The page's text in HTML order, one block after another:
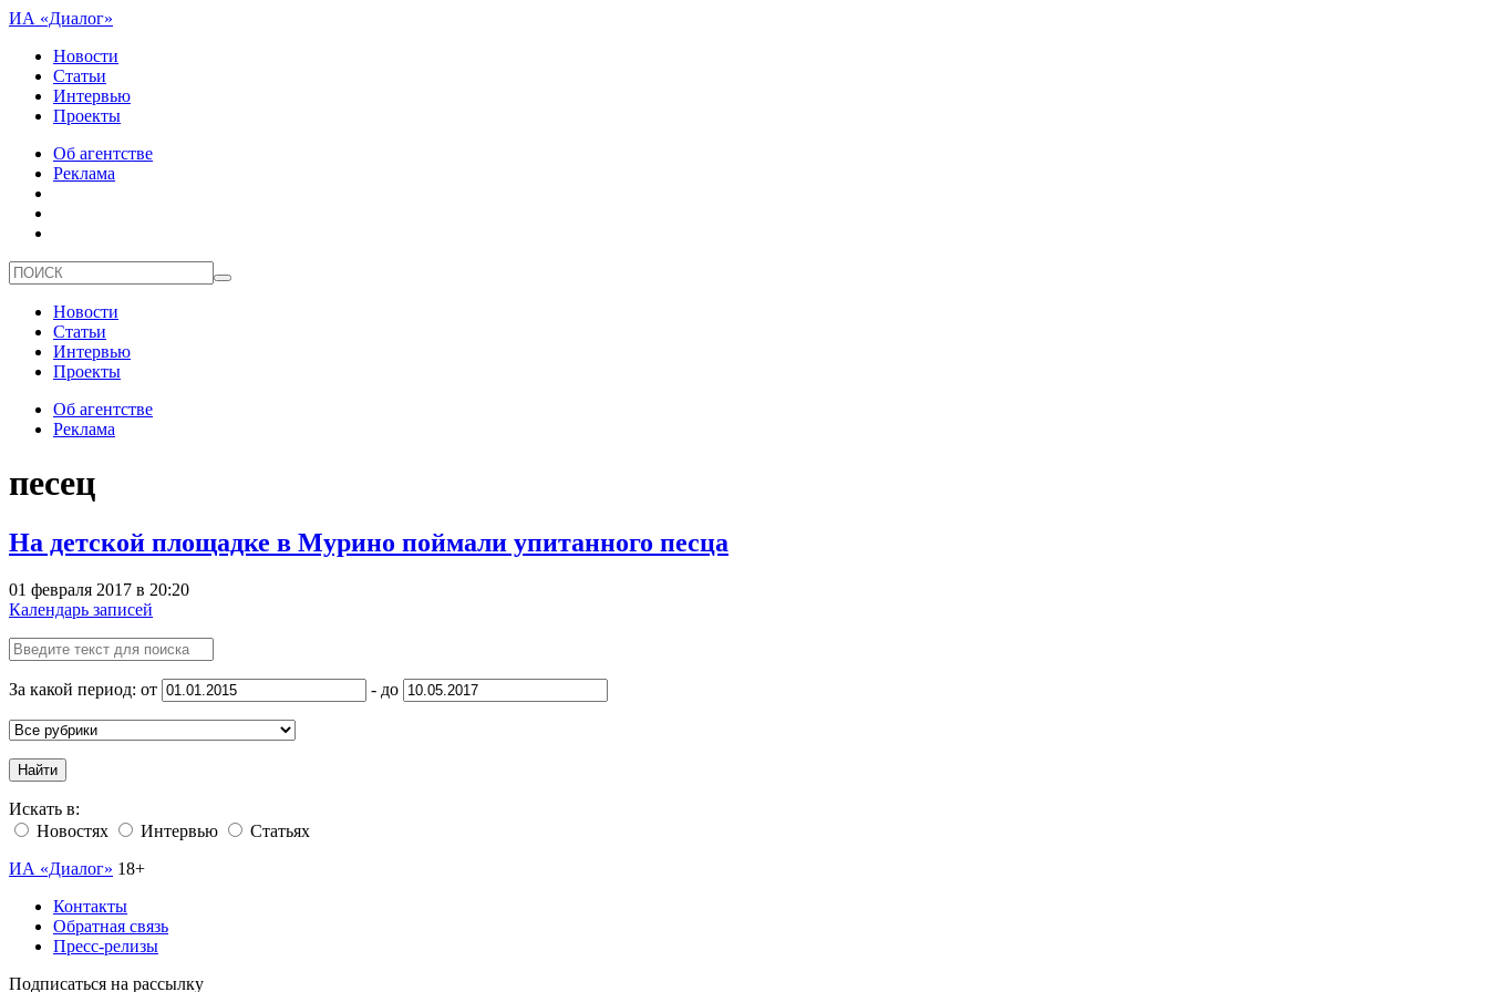
ИА «Диалог»
Новости
Статьи
Интервью
Проекты
Об агентстве
Реклама
Новости
Статьи
Интервью
Проекты
Об агентстве
Реклама
песец
На детской площадке в Мурино поймали упитанного песца
01 февраля 2017 в 20:20
Календарь записей
За какой период: от - до
Найти
Искать в:
Новостях
Интервью
Статьях
ИА «Диалог» 18+
Контакты
Обратная связь
Пресс-релизы
Подписаться на рассылку